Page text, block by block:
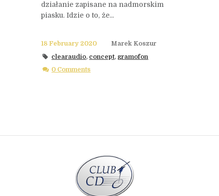
działanie zapisane na nadmorskim
piasku. Idzie o to, że...
18 February 2020
Marek Koszur
clearaudio, concept, gramofon
0 Comments